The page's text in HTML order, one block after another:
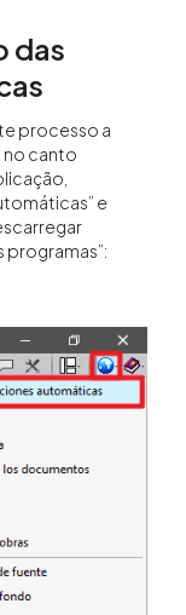
das
processo a
no canto
e